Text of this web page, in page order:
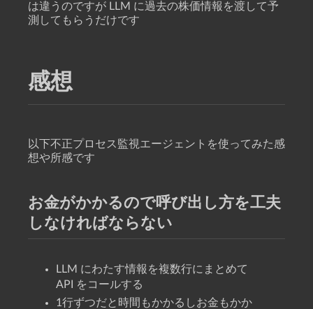
は違うのですが LLM に過去の株価情報を渡して予
測してもらうだけです
感想
以下不正プロセス監視エージェントを使ってみた感
想や所感です
お金がかかるので呼び出し方を工夫
しなければならない
LLM にわたす情報を複数行にまとめて
API をコールする
1行ずつだと時間もかかるしお金もかか